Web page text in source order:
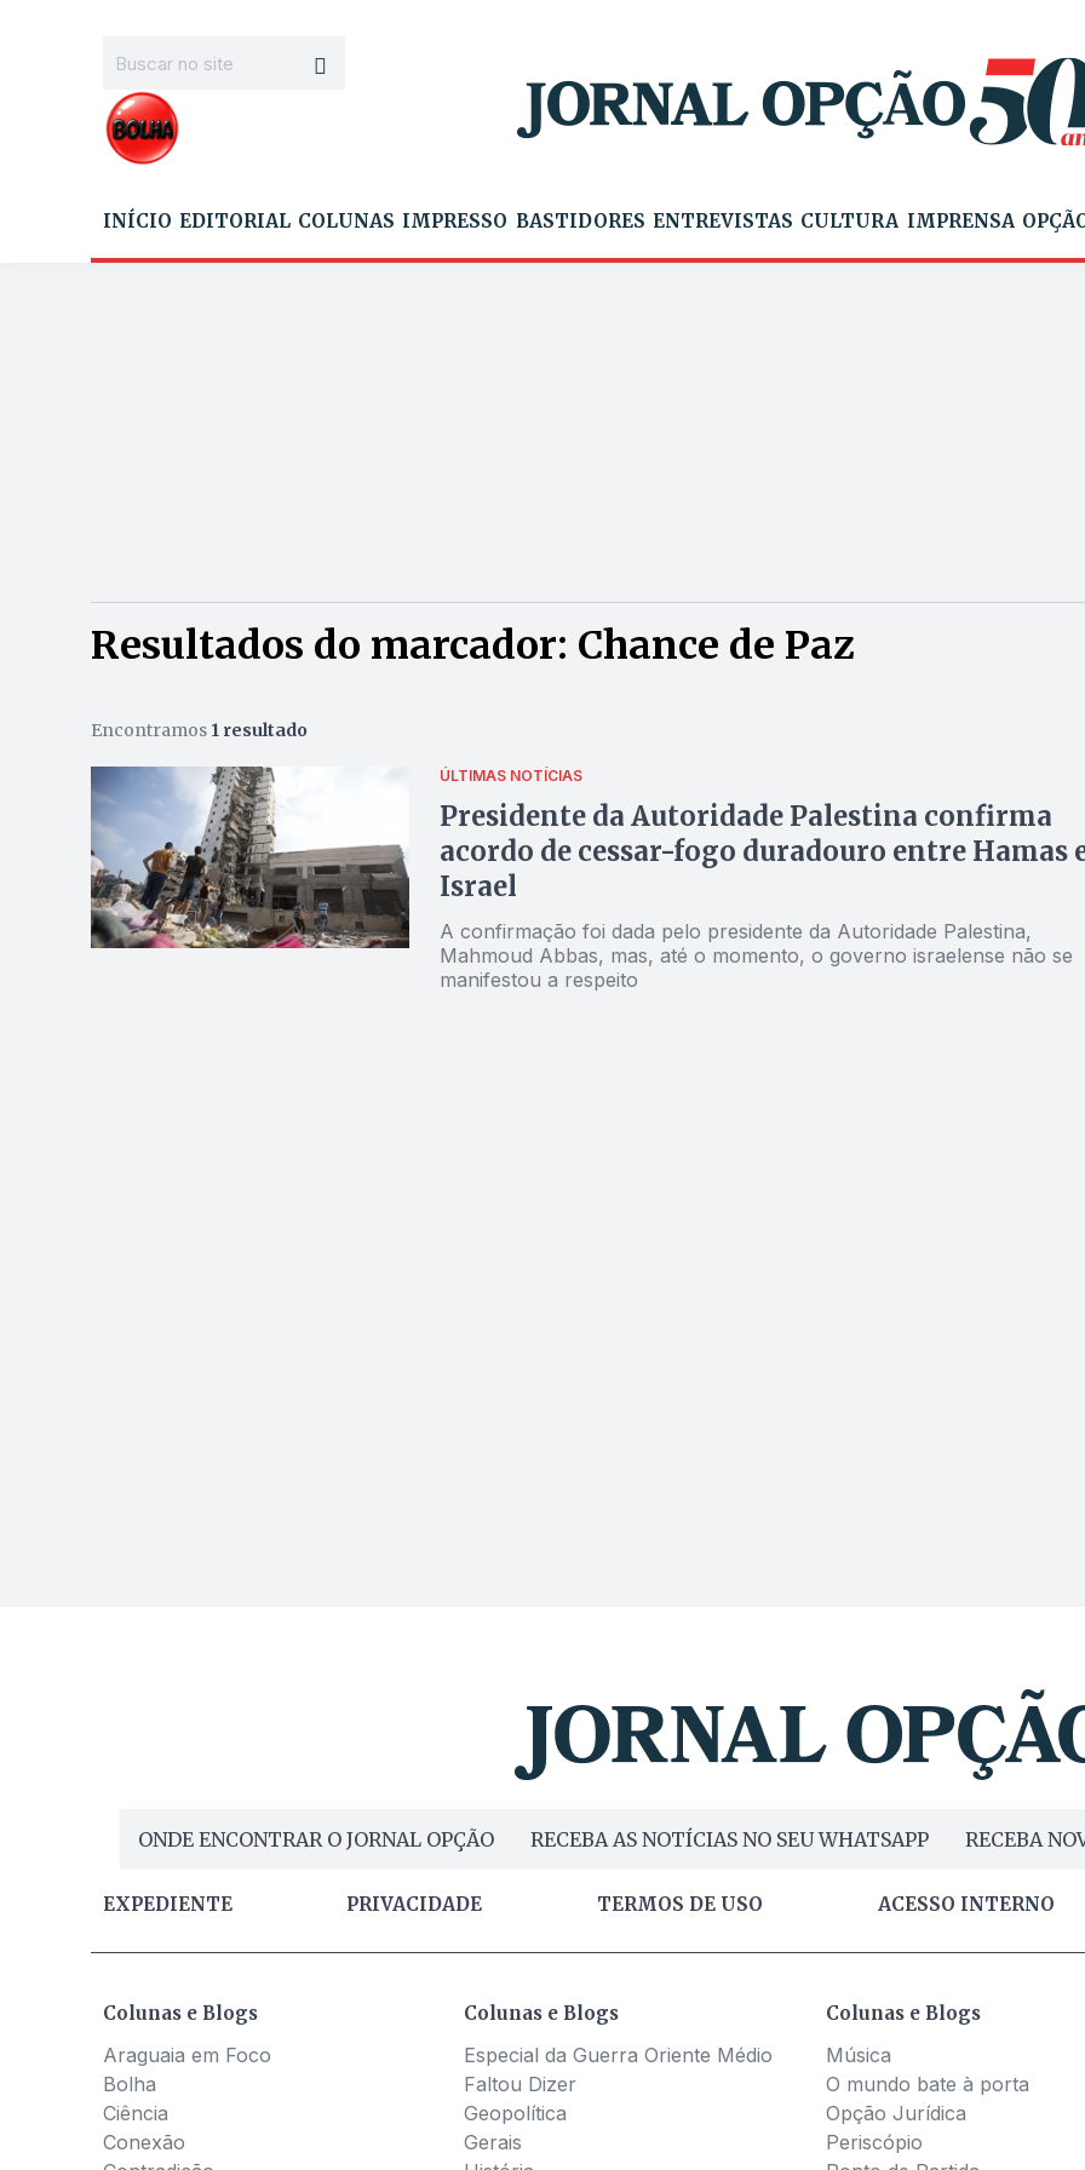
INÍCIO EDITORIAL COLUNAS IMPRESSO BASTIDORES ENTREVISTAS CULTURA IMPRENSA
Resultados do marcador: Chance de Paz
Encontramos 1 resultado
ÚLTIMAS NOTÍCIAS
Presidente da Autoridade Palestina confirma
acordo de cessar-fogo duradouro entre Hamas
Israel
A confirmação foi dada pelo presidente da Autoridade Palestina,
Mahmoud Abbas, mas, até o momento, o governo israelense não se
manifestou a respeito
ONDE ENCONTRAR O JORNAL OPÇÃO RECEBA AS NOTÍCIAS NO SEU WHATSAPP RECEBA
EXPEDIENTE PRIVACIDADE TERMOS DE USO ACESSO INTERNO
Colunas e Blogs
Araguaia em Foco
Bolha
Ciência
Conexão
Colunas e Blogs
Especial da Guerra Oriente Médio
Faltou Dizer
Geopolítica
Gerais
Colunas e Blogs
Música
O mundo bate à porta
Opção Jurídica
Periscópio